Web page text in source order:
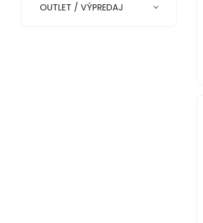
OUTLET / VÝPREDAJ